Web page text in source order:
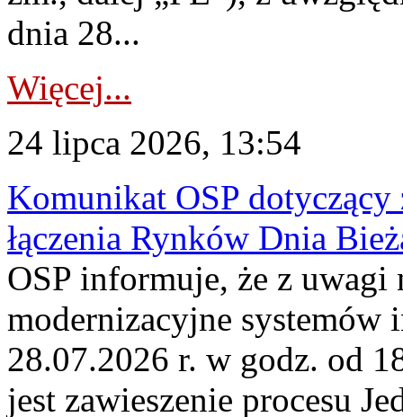
dnia 28...
Więcej...
24 lipca 2026, 13:54
Komunikat OSP dotyczący
łączenia Rynków Dnia
OSP informuje, że z uwagi
modernizacyjne
28.07.2026 r. w godz. od
jest zawieszenie procesu